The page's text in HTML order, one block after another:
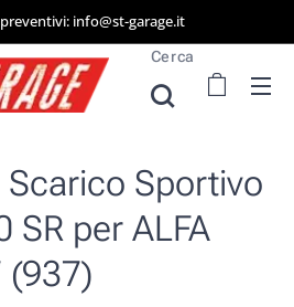
info@st-garage.it
Cerca
Sportivo
SR per ALFA
(937)